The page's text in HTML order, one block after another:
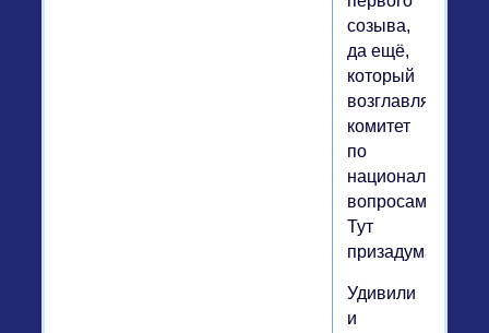
созыва,
да ещё,
который
возглавлял
комитет
по
национальным
вопросам?!
Тут
Удивили
и